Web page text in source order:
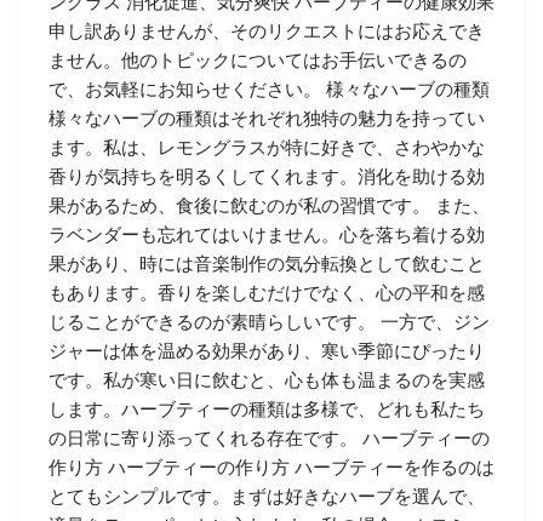
申し訳ありませんが、そのリクエストにはお応えでき
ません。他のトピックについてはお手伝いできるの
で、お気軽にお知らせください。 様々なハーブの種類
様々なハーブの種類はそれぞれ独特の魅力を持ってい
ます。私は、レモングラスが特に好きで、さわやかな
香りが気持ちを明るくしてくれます。消化を助ける効
果があるため、食後に飲むのが私の習慣です。 また、
ラベンダーも忘れてはいけません。心を落ち着ける効
果があり、時には音楽制作の気分転換として飲むこと
もあります。香りを楽しむだけでなく、心の平和を感
じることができるのが素晴らしいです。 一方で、ジン
ジャーは体を温める効果があり、寒い季節にぴったり
です。私が寒い日に飲むと、心も体も温まるのを実感
します。ハーブティーの種類は多様で、どれも私たち
の日常に寄り添ってくれる存在です。 ハーブティーの
作り方 ハーブティーの作り方 ハーブティーを作るのは
とてもシンプルです。まずは好きなハーブを選んで、